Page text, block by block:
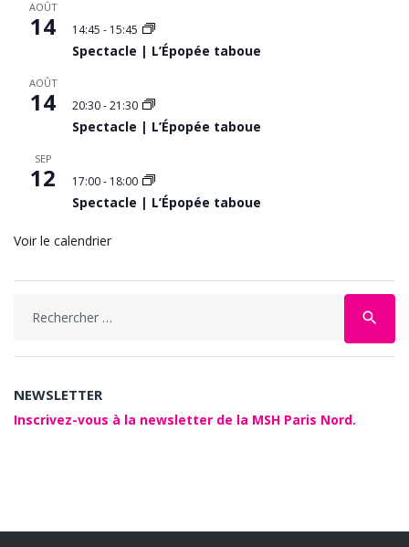
AOÛT
14 14:45 - 15:45
Spectacle | L’Épopée taboue
AOÛT
14 20:30-21:30
Spectacle | L’Épopée taboue
SEP
12 17:00- 18:00
Spectacle | L’Épopée taboue
Voir le calendrier
search
NEWSLETTER
Inscrivez-vous à la newsletter de la MSH Paris Nord.